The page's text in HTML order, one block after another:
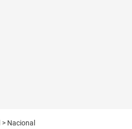
> Nacional